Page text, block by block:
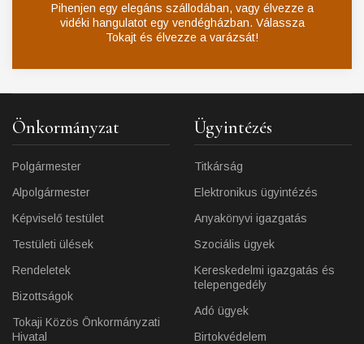
Pihenjen egy elegáns szállodában, vagy élvezze a
vidéki hangulatot egy vendégházban. Válassza
Tokajt és élvezze a varázsát!
Önkormányzat
Polgármester
Alpolgármester
Képviselő testület
Testületi ülések
Rendeletek
Bizottságok
Tokaji Közös Önkormányzati
Hivatal
Ügyintézés
Titkárság
Elektronikus ügyintézés
Anyakönyvi igazgatás
Szociális ügyek
Kereskedelmi igazgatás és
telepengedély
Adó ügyek
Birtokvédelem